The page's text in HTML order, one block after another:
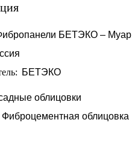
БЕТЭКО – Муар
БЕТЭКО
облицовки
Фиброцементная облицовка